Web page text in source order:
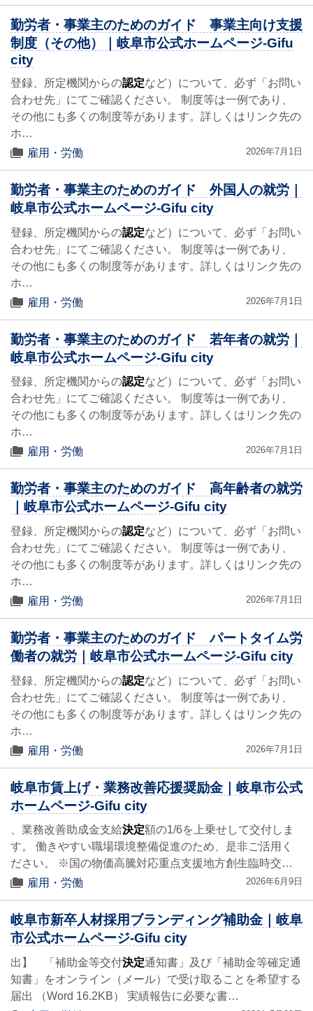
勤労者・事業主のためのガイド 事業主向け支援
制度（その他）｜岐阜市公式ホームページ-Gifu
city
登録、所定機関からの認定など）について、必ず「お問い
合わせ先」にてご確認ください。 制度等は一例であり、
その他にも多くの制度等があります。詳しくはリンク先の
ホ…
雇用・労働
2026年7月1日
勤労者・事業主のためのガイド 外国人の就労｜
岐阜市公式ホームページ-Gifu city
登録、所定機関からの認定など）について、必ず「お問い
合わせ先」にてご確認ください。 制度等は一例であり、
その他にも多くの制度等があります。詳しくはリンク先の
ホ…
雇用・労働
2026年7月1日
勤労者・事業主のためのガイド 若年者の就労｜
岐阜市公式ホームページ-Gifu city
登録、所定機関からの認定など）について、必ず「お問い
合わせ先」にてご確認ください。 制度等は一例であり、
その他にも多くの制度等があります。詳しくはリンク先の
ホ…
雇用・労働
2026年7月1日
勤労者・事業主のためのガイド 高年齢者の就労
｜岐阜市公式ホームページ-Gifu city
登録、所定機関からの認定など）について、必ず「お問い
合わせ先」にてご確認ください。 制度等は一例であり、
その他にも多くの制度等があります。詳しくはリンク先の
ホ…
雇用・労働
2026年7月1日
勤労者・事業主のためのガイド パートタイム労
働者の就労｜岐阜市公式ホームページ-Gifu city
登録、所定機関からの認定など）について、必ず「お問い
合わせ先」にてご確認ください。 制度等は一例であり、
その他にも多くの制度等があります。詳しくはリンク先の
ホ…
雇用・労働
2026年7月1日
岐阜市賃上げ・業務改善応援奨励金｜岐阜市公式
ホームページ-Gifu city
、業務改善助成金支給決定額の1/6を上乗せして交付しま
す。 働きやすい職場環境整備促進のため、是非ご活用く
ださい。 ※国の物価高騰対応重点支援地方創生臨時交…
雇用・労働
2026年6月9日
岐阜市新卒人材採用ブランディング補助金｜岐阜
市公式ホームページ-Gifu city
出】 「補助金等交付決定通知書」及び「補助金等確定通
知書」をオンライン（メール）で受け取ることを希望する
届出 （Word 16.2KB） 実績報告に必要な書…